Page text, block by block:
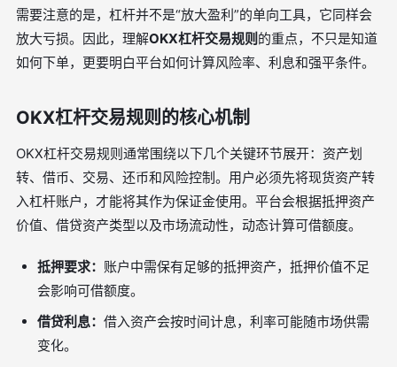
需要注意的是，杠杆并不是“放大盈利”的单向工具，它同样会
放大亏损。因此，理解OKX杠杆交易规则 的重点，不只是知道
如何下单，更要明白平台如何计算风险率、利息和强平条件。
OKX杠杆交易规则的核心机制
OKX杠杆交易规则通常围绕以下几个关键环节展开：资产划
转、借币、交易、还币和风险控制。用户必须先将现货资产转
入杠杆账户，才能将其作为保证金使用。平台会根据抵押资产
价值、借贷资产类型以及市场流动性，动态计算可借额度。
抵押要求： 账户中需保有足够的抵押资产，抵押价值不足
会影响可借额度。
借贷利息： 借入资产会按时间计息，利率可能随市场供需
变化。